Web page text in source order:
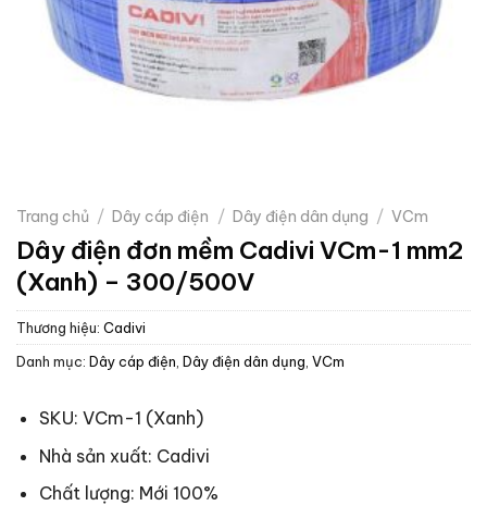
Trang chủ / Dây cáp điện / Dây điện dân dụng / VCm
Dây điện đơn mềm Cadivi VCm-1 mm2
(Xanh) – 300/500V
Thương hiệu: Cadivi
Danh mục: Dây cáp điện Dây điện dân dụng VCm
SKU: VCm-1 (Xanh)
Nhà sản xuất: Cadivi
Chất lượng: Mới 100%